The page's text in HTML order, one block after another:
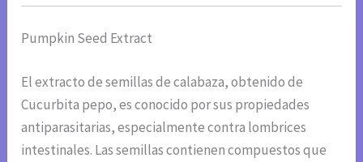
Pumpkin Seed Extract
El extracto de semillas de calabaza, obtenido de
Cucurbita pepo, es conocido por sus propiedades
antiparasitarias, especialmente contra lombrices
intestinales. Las semillas contienen compuestos que